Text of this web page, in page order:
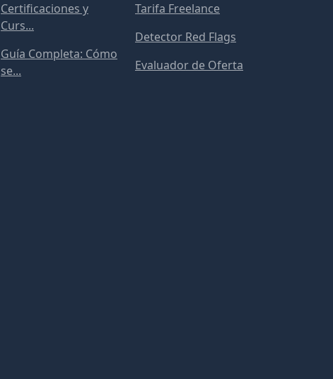
Certificaciones y
Curs...
Guía Completa: Cómo
se...
Tarifa Freelance
Detector Red Flags
Evaluador de Oferta